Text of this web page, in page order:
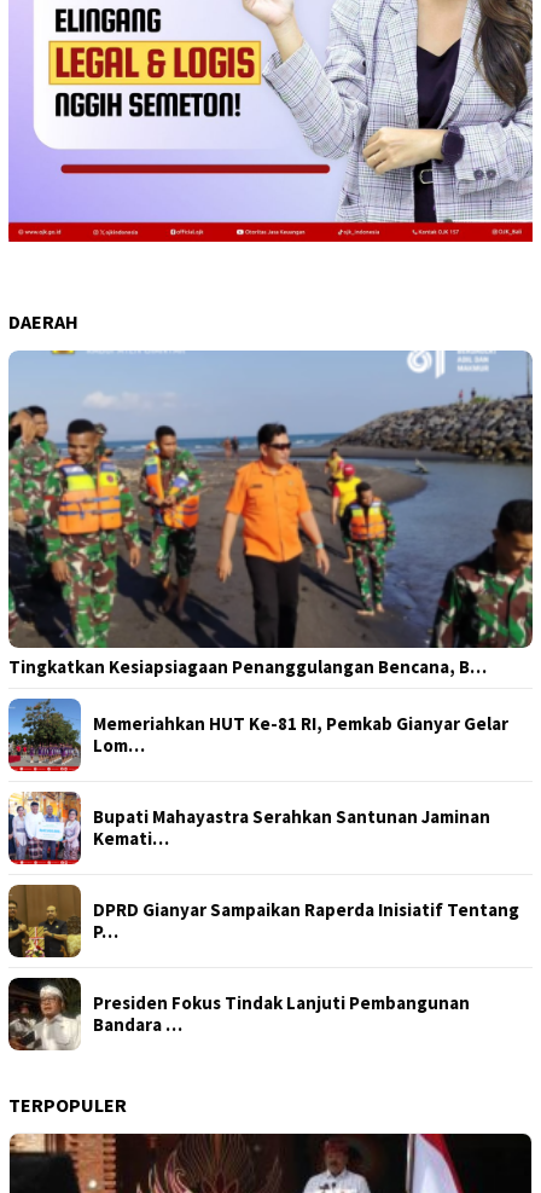
DAERAH
Tingkatkan Kesiapsiagaan Penanggulangan Bencana, B…
Memeriahkan HUT Ke-81 RI, Pemkab Gianyar Gelar
Lom…
Bupati Mahayastra Serahkan Santunan Jaminan
Kemati…
DPRD Gianyar Sampaikan Raperda Inisiatif Tentang
P…
Presiden Fokus Tindak Lanjuti Pembangunan
Bandara …
TERPOPULER